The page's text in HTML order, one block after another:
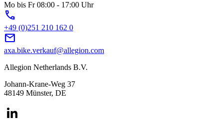
Mo bis Fr 08:00 - 17:00 Uhr
phone
+49 (0)251 210 162 0
mail
axa.bike.verkauf@allegion.com
Allegion Netherlands B.V.
Johann-Krane-Weg 37
48149 Münster, DE